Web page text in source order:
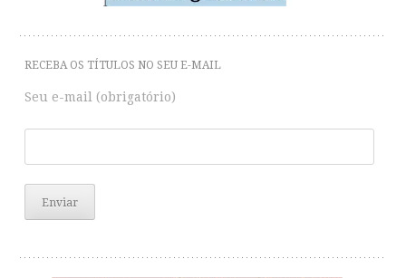
RECEBA OS TÍTULOS NO SEU E-MAIL
Seu e-mail (obrigatório)